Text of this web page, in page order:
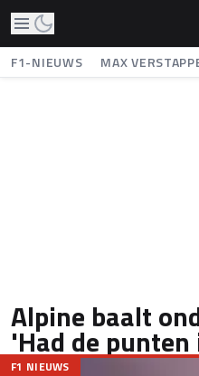
F1-NIEUWS MAX
Alpine baalt
'Had de
F1 NIEUWS